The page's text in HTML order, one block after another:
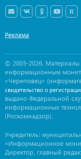
Реклама
© 2003-2026. Материалы
информационным
«Череповец»
свидетельство о
выдано Федеральной
информационных
(Роскомнадзор).
Учредитель:
«Информационное
Директор, главный